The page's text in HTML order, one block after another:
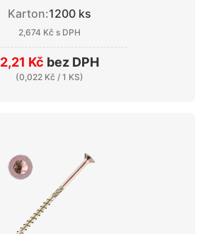
Karton:1200 ks
2,674 Kč s DPH
2,21 Kč bez DPH
(0,022 Kč / 1 KS)